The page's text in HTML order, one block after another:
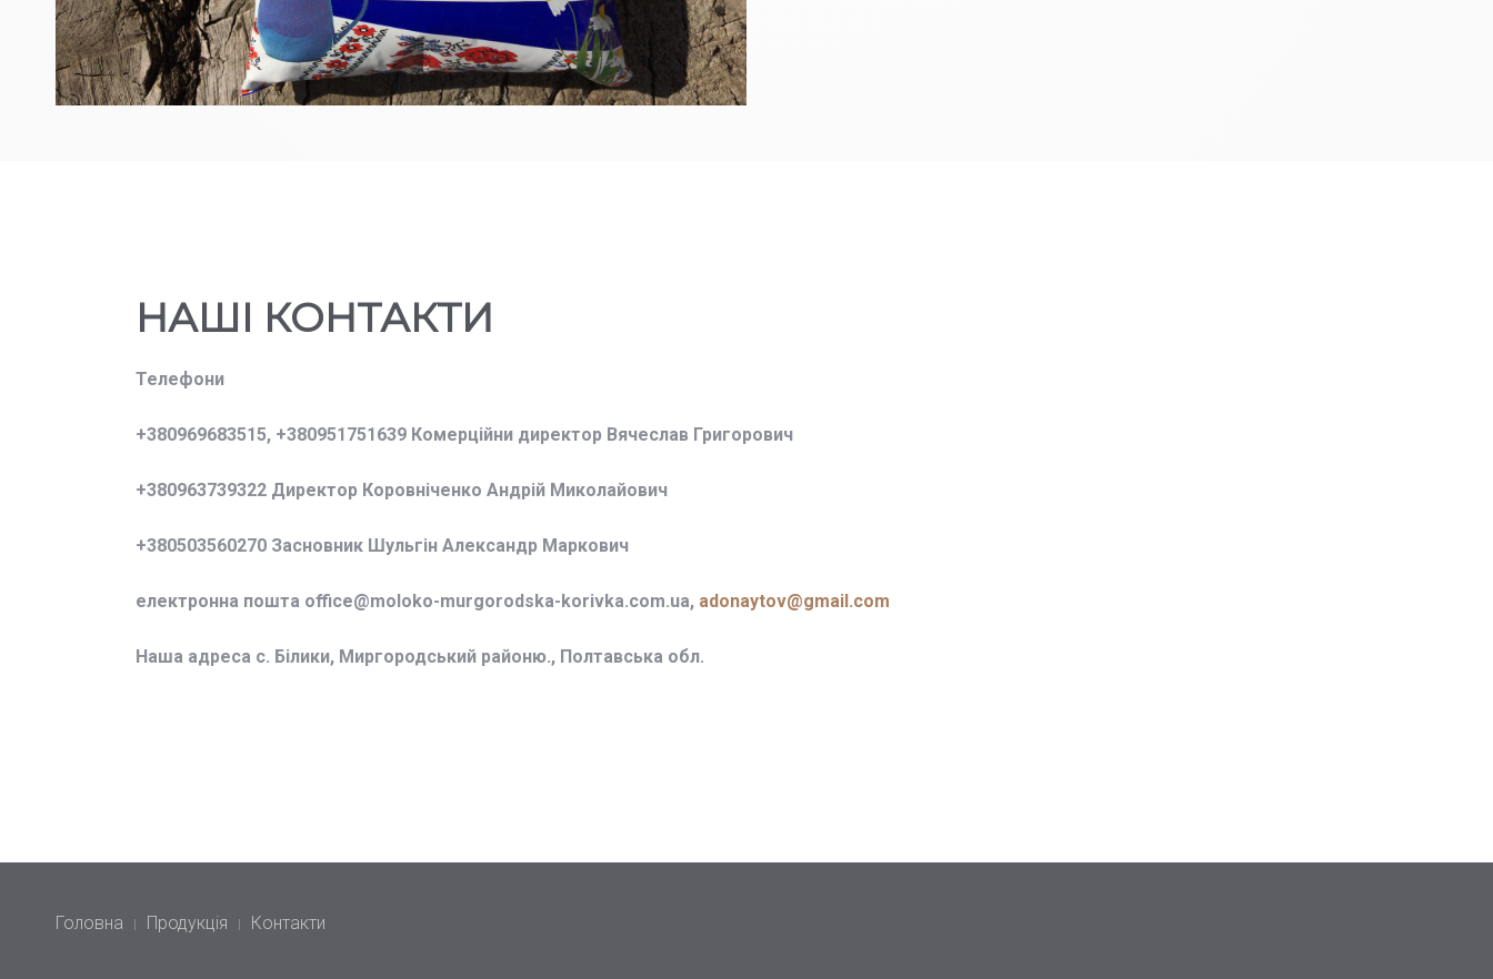
НАШІ КОНТАКТИ
Телефони
+380969683515, +380951751639 Комерційни директор Вячеслав Григорович
+380963739322 Директор Коровніченко Андрій Миколайович
+380503560270 Засновник Шульгін Александр Маркович
електронна пошта office@moloko-murgorodska-korivka.com.ua, adonaytov@gmail.com
Наша адреса с. Білики, Миргородський районю., Полтавська обл.
Головна Продукція Контакти